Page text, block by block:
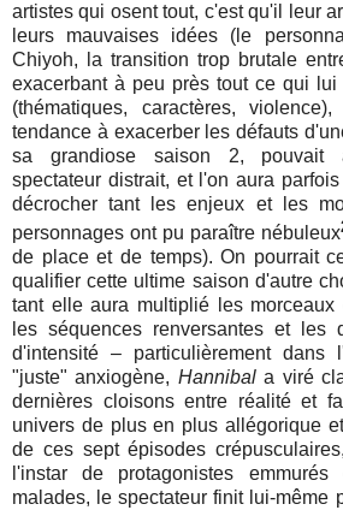
artistes qui osent tout, c'est qu'il leur
leurs mauvaises idées (le
Chiyoh, la transition trop brutale
exacerbant à peu près tout ce qui
(thématiques, caractères,
tendance à exacerber les défauts
sa grandiose saison 2, pouvait
spectateur distrait, et l'on aura
décrocher tant les enjeux et les
personnages ont pu paraître nébuleux
de place et de temps). On pourrait
qualifier cette ultime saison d'autre
tant elle aura multiplié les morceaux
les séquences renversantes et les
d'intensité – particulièrement dans
"juste" anxiogène, Hannibala viré
dernières cloisons entre réalité et
univers de plus en plus allégorique
de ces sept épisodes
l'instar de protagonistes
malades, le spectateur finit lui-même